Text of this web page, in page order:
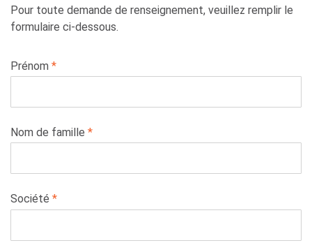
Pour toute demande de renseignement, veuillez remplir le
formulaire ci-dessous.
Leave
Prénom
Nom de famille
Société